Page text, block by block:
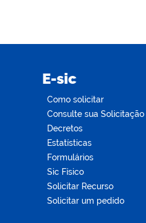
E-sic
Como solicitar
Consulte sua Solicitação
Decretos
Estatísticas
Formulários
Sic Físico
Solicitar Recurso
Solicitar um pedido